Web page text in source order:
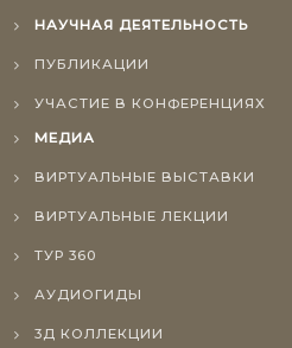
НАУЧНАЯ ДЕЯТЕЛЬНОСТЬ
ПУБЛИКАЦИИ
УЧАСТИЕ В КОНФЕРЕНЦИЯХ
МЕДИА
ВИРТУАЛЬНЫЕ ВЫСТАВКИ
ВИРТУАЛЬНЫЕ ЛЕКЦИИ
ТУР 360
АУДИОГИДЫ
3Д КОЛЛЕКЦИИ